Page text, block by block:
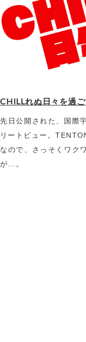
CHILLれぬ日々を過
先日公開された、国際
リートビュー。
なので、さっそくワク
が…。